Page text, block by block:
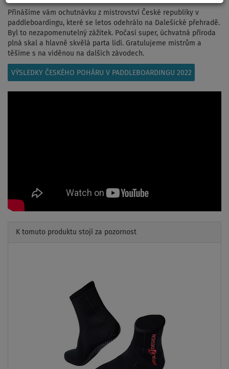
Přinášíme vám ochutnávku z mistrovství České republiky v
paddleboardingu, které se letos odehrálo na Dalešické přehradě.
Byl to nezapomenutelný zážitek. Počasí super, úchvatná příroda
plná skal a hlavně skvělá parta lidí. Gratulujeme mistrům a
těšíme s na viděnou na dalších závodech.
VÝSLEDKY ČESKÉHO POHÁRU V PADDLEBOARDINGU 2022
K tomuto produktu stojí za pozornost